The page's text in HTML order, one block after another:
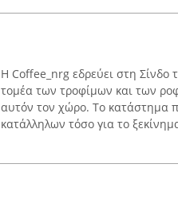
Η Coffee_nrg εδρεύει στη Σίνδο
τομέα των τροφίμων και των
αυτόν τον χώρο. Το κατάστημα
κατάλληλων τόσο για το